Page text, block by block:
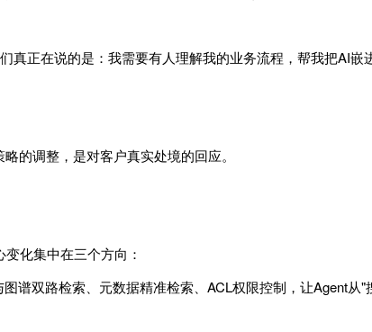
真正在说的是：我需要有人理解我的业务流程，帮我把AI嵌
的调整，是对客户真实处境的回应。
化集中在三个方向：
谱双路检索、元数据精准检索、ACL权限控制，让Agent从"